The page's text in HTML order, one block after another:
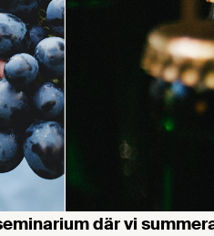
där vi